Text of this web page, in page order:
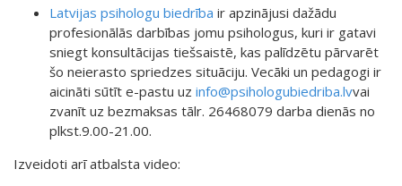
Latvijas psihologu biedrība ir apzinājusi dažādu
profesionālās darbības jomu psihologus, kuri ir gatavi
sniegt konsultācijas tiešsaistē, kas palīdzētu pārvarēt
šo neierasto spriedzes situāciju. Vecāki un pedagogi ir
aicināti sūtīt e-pastu uz info@psihologubiedriba.lvvai
zvanīt uz bezmaksas tālr. 26468079 darba dienās no
plkst.9.00-21.00.
Izveidoti arī atbalsta video: